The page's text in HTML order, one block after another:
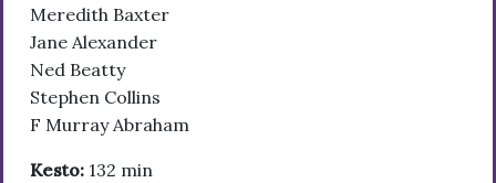
Meredith Baxter
Jane Alexander
Ned Beatty
Stephen Collins
F Murray Abraham
Kesto: 132 min